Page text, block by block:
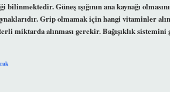
Güneş ışığının ana kaynağı
Grip olmamak için hangi vitaminler
miktarda alınması gerekir. Bağışıklık